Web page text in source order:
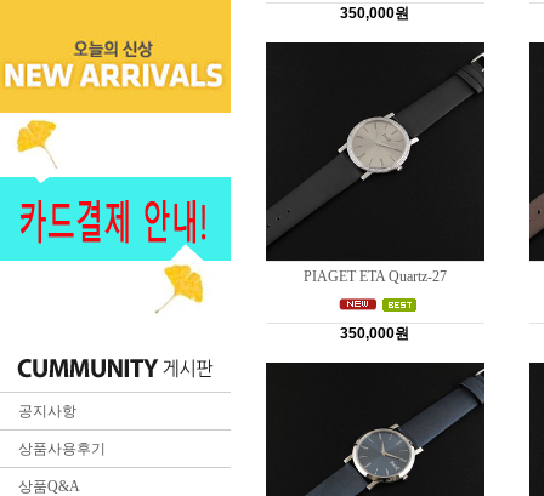
공지사항
상품사용후기
상품Q&A
350,000원
PIAGET ETA Quartz-27
350,000원